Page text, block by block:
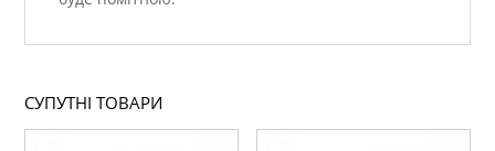
СУПУТНІ ТОВАРИ